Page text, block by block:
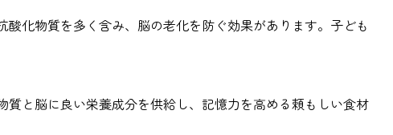
化物質を多く含み、脳の老化を防ぐ効果があります。子ども
と脳に良い栄養成分を供給し、記憶力を高める頼もしい食材